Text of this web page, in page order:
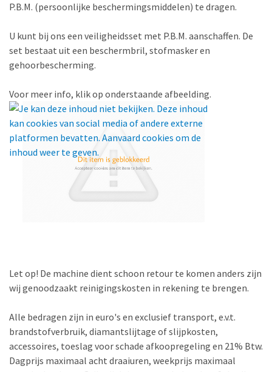
P.B.M. (persoonlijke beschermingsmiddelen) te dragen.
U kunt bij ons een veiligheidsset met P.B.M. aanschaffen. De
set bestaat uit een beschermbril, stofmasker en
gehoorbescherming.
Voor meer info, klik op onderstaande afbeelding.
Let op! De machine dient schoon retour te komen anders zijn
wij genoodzaakt reinigingskosten in rekening te brengen.
Alle bedragen zijn in euro's en exclusief transport, e.v.t.
brandstofverbruik, diamantslijtage of slijpkosten,
accessoires, toeslag voor schade afkoopregeling en 21% Btw.
Dagprijs maximaal acht draaiuren, weekprijs maximaal